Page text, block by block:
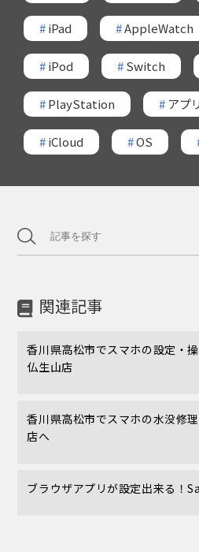
#iPad #AppleWatch
#iPod #Switch
#PlayStation # アプ
#iCloud #OS
関連記事
香川県高松市でスマホの設定・
仏生山店
香川県高松市でスマホの水没修
店へ
ブラウザアプリが設定出来る！